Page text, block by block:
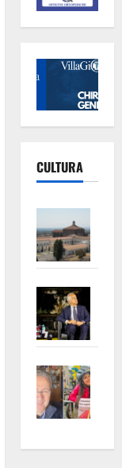
CULTURA
euro
apre